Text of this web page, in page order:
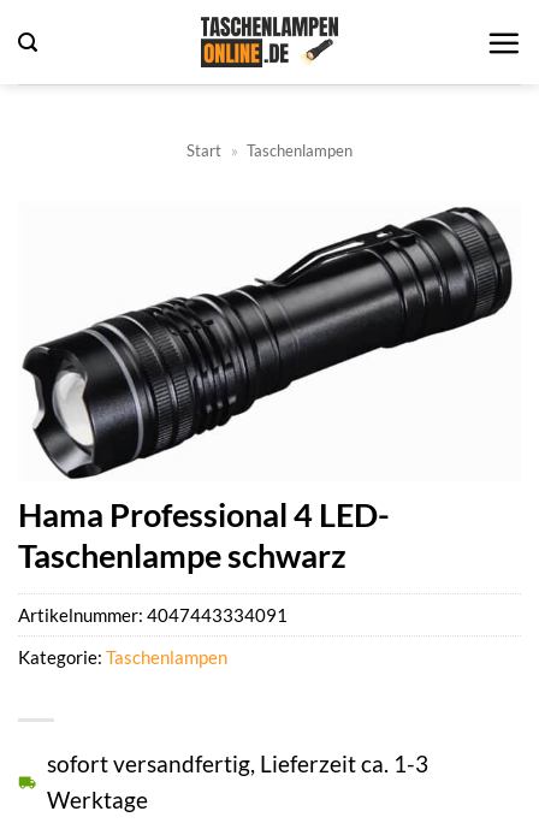
Inhalt
springen
Start » Taschenlampen
Hama Professional 4 LED-
Taschenlampe schwarz
sofort versandfertig, Lieferzeit ca. 1-3
Werktage
Artikelnummer: 4047443334091
Kategorie: Taschenlampen